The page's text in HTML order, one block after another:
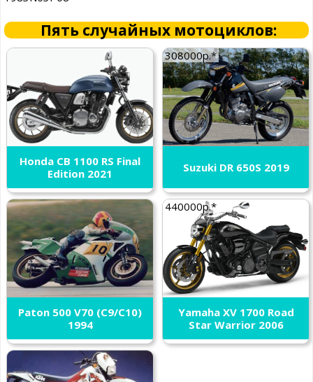
Пять случайных мотоциклов:
Honda CB 1100 RS Final
Edition 2021
308000р.*
Suzuki DR 650S 2019
Paton 500 V70 (C9/C10)
1994
440000р.*
Yamaha XV 1700 Road
Star Warrior 2006